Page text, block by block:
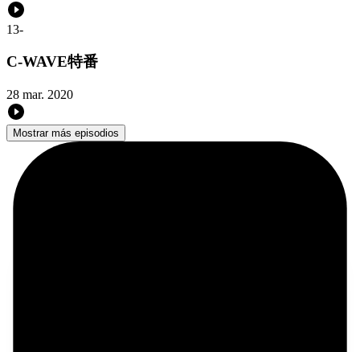
13-
C-WAVE特番
28 mar. 2020
Mostrar más episodios